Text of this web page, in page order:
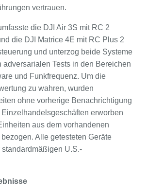
vertrauen.
die DJI Air 3S mit RC 2
die DJI Matrice 4E mit RC Plus 2
und unterzog beide Systeme
adversarialen Tests in den Bereichen
und Funkfrequenz. Um die
zu wahren, wurden
ohne vorherige Benachrichtigung
erworben
aus dem vorhandenen
Alle getesteten Geräte
U.S.-